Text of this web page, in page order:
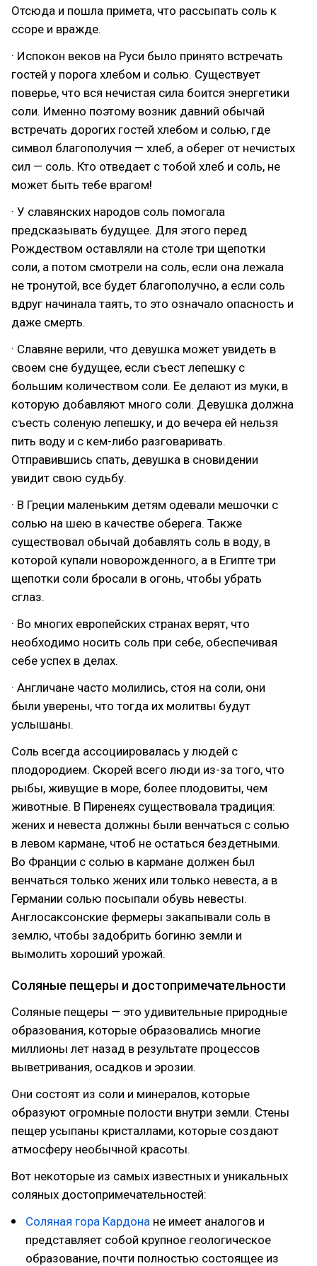
Отсюда и пошла примета, что рассыпать соль к
ссоре и вражде.
· Испокон веков на Руси было принято встречать
гостей у порога хлебом и солью. Существует
поверье, что вся нечистая сила боится энергетики
соли. Именно поэтому возник давний обычай
встречать дорогих гостей хлебом и солью, где
символ благополучия — хлеб, а оберег от нечистых
сил — соль. Кто отведает с тобой хлеб и соль, не
может быть тебе врагом!
· У славянских народов соль помогала
предсказывать будущее. Для этого перед
Рождеством оставляли на столе три щепотки
соли, а потом смотрели на соль, если она лежала
не тронутой, все будет благополучно, а если соль
вдруг начинала таять, то это означало опасность и
даже смерть.
· Славяне верили, что девушка может увидеть в
своем сне будущее, если съест лепешку с
большим количеством соли. Ее делают из муки, в
которую добавляют много соли. Девушка должна
съесть соленую лепешку, и до вечера ей нельзя
пить воду и с кем-либо разговаривать.
Отправившись спать, девушка в сновидении
увидит свою судьбу.
· В Греции маленьким детям одевали мешочки с
солью на шею в качестве оберега. Также
существовал обычай добавлять соль в воду, в
которой купали новорожденного, а в Египте три
щепотки соли бросали в огонь, чтобы убрать
сглаз.
· Во многих европейских странах верят, что
необходимо носить соль при себе, обеспечивая
себе успех в делах.
· Англичане часто молились, стоя на соли, они
были уверены, что тогда их молитвы будут
услышаны.
Соль всегда ассоциировалась у людей с
плодородием. Скорей всего люди из-за того, что
рыбы, живущие в море, более плодовиты, чем
животные. В Пиренеях существовала традиция:
жених и невеста должны были венчаться с солью
в левом кармане, чтоб не остаться бездетными.
Во Франции с солью в кармане должен был
венчаться только жених или только невеста, а в
Германии солью посыпали обувь невесты.
Англосаксонские фермеры закапывали соль в
землю, чтобы задобрить богиню земли и
вымолить хороший урожай.
Соляные пещеры и достопримечательности
Соляные пещеры — это удивительные природные
образования, которые образовались многие
миллионы лет назад в результате процессов
выветривания, осадков и эрозии.
Они состоят из соли и минералов, которые
образуют огромные полости внутри земли. Стены
пещер усыпаны кристаллами, которые создают
атмосферу необычной красоты.
Вот некоторые из самых известных и уникальных
соляных достопримечательностей:
Соляная гора Кардона не имеет аналогов и
представляет собой крупное геологическое
образование, почти полностью состоящее из